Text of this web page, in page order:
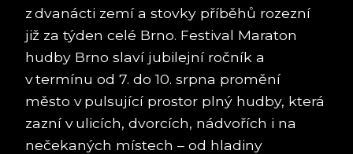
z dvanácti zemí a stovky příběhů rozezní
již za týden celé Brno. Festival Maraton
hudby Brno slaví jubilejní ročník a
v termínu od 7. do 10. srpna promění
město v pulsující prostor plný hudby, která
zazní v ulicích, dvorcích, nádvořích i na
nečekaných místech – od hladiny